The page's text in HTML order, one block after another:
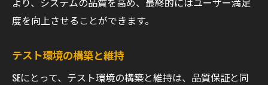
度を向上させることができます。
テスト環境の構築と維持
SEにとって、テスト環境の構築と維持は、品質保証と同